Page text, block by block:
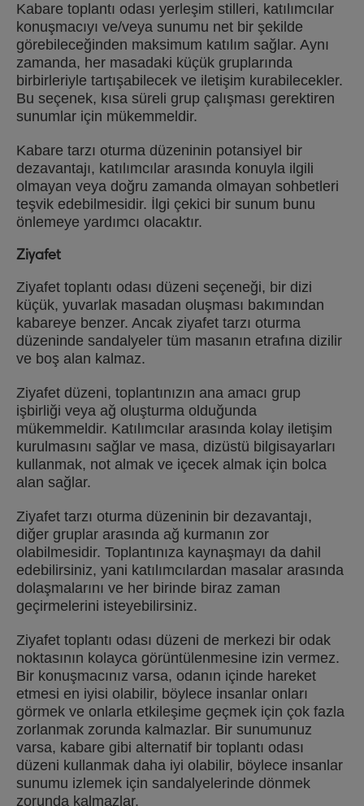
Kabare toplantı odası yerleşim stilleri, katılımcılar
konuşmacıyı ve/veya sunumu net bir şekilde
görebileceğinden maksimum katılım sağlar. Aynı
zamanda, her masadaki küçük gruplarında
birbirleriyle tartışabilecek ve iletişim kurabilecekler.
Bu seçenek, kısa süreli grup çalışması gerektiren
sunumlar için mükemmeldir.
Kabare tarzı oturma düzeninin potansiyel bir
dezavantajı, katılımcılar arasında konuyla ilgili
olmayan veya doğru zamanda olmayan sohbetleri
teşvik edebilmesidir. İlgi çekici bir sunum bunu
önlemeye yardımcı olacaktır.
Ziyafet
Ziyafet toplantı odası düzeni seçeneği, bir dizi
küçük, yuvarlak masadan oluşması bakımından
kabareye benzer. Ancak ziyafet tarzı oturma
düzeninde sandalyeler tüm masanın etrafına dizilir
ve boş alan kalmaz.
Ziyafet düzeni, toplantınızın ana amacı grup
işbirliği veya ağ oluşturma olduğunda
mükemmeldir. Katılımcılar arasında kolay iletişim
kurulmasını sağlar ve masa, dizüstü bilgisayarları
kullanmak, not almak ve içecek almak için bolca
alan sağlar.
Ziyafet tarzı oturma düzeninin bir dezavantajı,
diğer gruplar arasında ağ kurmanın zor
olabilmesidir. Toplantınıza kaynaşmayı da dahil
edebilirsiniz, yani katılımcılardan masalar arasında
dolaşmalarını ve her birinde biraz zaman
geçirmelerini isteyebilirsiniz.
Ziyafet toplantı odası düzeni de merkezi bir odak
noktasının kolayca görüntülenmesine izin vermez.
Bir konuşmacınız varsa, odanın içinde hareket
etmesi en iyisi olabilir, böylece insanlar onları
görmek ve onlarla etkileşime geçmek için çok fazla
zorlanmak zorunda kalmazlar. Bir sunumunuz
varsa, kabare gibi alternatif bir toplantı odası
düzeni kullanmak daha iyi olabilir, böylece insanlar
sunumu izlemek için sandalyelerinde dönmek
zorunda kalmazlar.